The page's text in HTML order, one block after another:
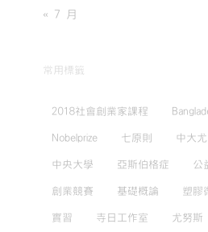
« 7 月
常用標籤
2018社會創業家課程
Nobelprize 七原則 中大
中央大學 亞斯伯格症 公
創業競賽 基礎概論 塑膠
實習 寺日工作室 尤努斯